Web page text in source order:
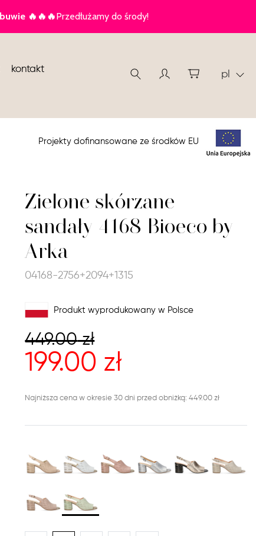
kontakt pl
Projekty dofinansowane ze środków EU
Zielone skórzane
sandały 4168 Bioeco by
Arka
04168-2756+2094+1315
Produkt wyprodukowany w Polsce
449.00zł
199.00 zł
Najniższa cena w okresie 30 dni przed obniżką: 449.00 zł